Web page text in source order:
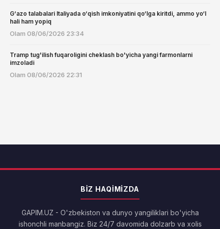
G‘azo talabalari Italiyada o‘qish imkoniyatini qo‘lga kiritdi, ammo yo‘l
hali ham yopiq
Olam 08/06/2026 23:34
Tramp tug'ilish fuqaroligini cheklash bo'yicha yangi farmonlarni
imzoladi
Olam 08/06/2026 22:31
BIZ HAQIMIZDA
GAPIM.UZ - O'zbekiston va dunyo yangiliklari bo'yicha
ishonchli manbangiz. Biz 24/7 davomida dolzarb va xolis